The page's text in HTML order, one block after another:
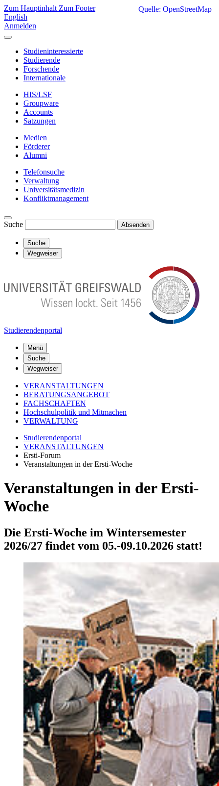
Zum Hauptinhalt Zum Footer
English
Anmelden
Studieninteressierte
Studierende
Forschende
Internationale
HIS/LSF
Groupware
Accounts
Satzungen
Medien
Förderer
Alumni
Telefonsuche
Verwaltung
Universitätsmedizin
Konfliktmanagement
Suche Absenden
Suche
Wegweiser
Studierendenportal
Menü
Suche
Wegweiser
VERANSTALTUNGEN
BERATUNGSANGEBOT
FACHSCHAFTEN
Hochschulpolitik und Mitmachen
VERWALTUNG
Studierendenportal
VERANSTALTUNGEN
Ersti-Forum
Veranstaltungen in der Ersti-Woche
Veranstaltungen in der Ersti-
Woche
Die Ersti-Woche im Wintersemester
2026/27 findet vom 05.-09.10.2026 statt!
Quelle: OpenStreetMap